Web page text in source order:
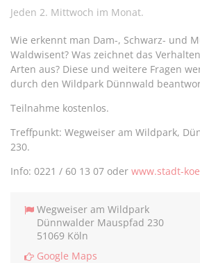
teilentwittern teilen teilen
Jeden 2. Mittwoch im Monat.
Wie erkennt man Dam-, Schwarz- und
Waldwisent? Was zeichnet das
Arten aus? Diese und weitere Fragen
durch den Wildpark Dünnwald
Teilnahme kostenlos.
Treffpunkt: Wegweiser am Wildpark,
230.
Info: 0221 / 60 13 07 oder www.stadt-
Wegweiser am Wildpark
Dünnwalder Mauspfad 230
51069 Köln
Google Maps